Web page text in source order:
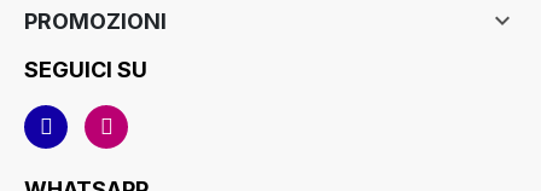
PROMOZIONI 
SEGUICI SU